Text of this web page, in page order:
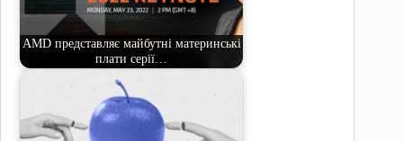
AMD представляє майбутні материнські
плати серії…